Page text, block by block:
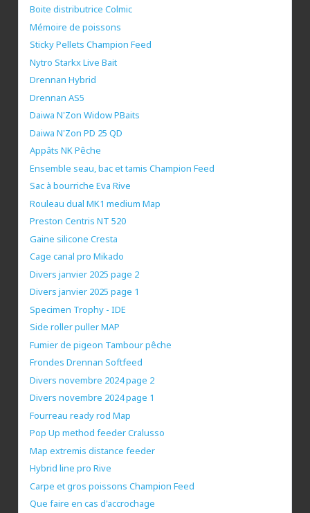
Boite distributrice Colmic
Mémoire de poissons
Sticky Pellets Champion Feed
Nytro Starkx Live Bait
Drennan Hybrid
Drennan AS5
Daiwa N'Zon Widow PBaits
Daiwa N'Zon PD 25 QD
Appâts NK Pêche
Ensemble seau, bac et tamis Champion Feed
Sac à bourriche Eva Rive
Rouleau dual MK1 medium Map
Preston Centris NT 520
Gaine silicone Cresta
Cage canal pro Mikado
Divers janvier 2025 page 2
Divers janvier 2025 page 1
Specimen Trophy - IDE
Side roller puller MAP
Fumier de pigeon Tambour pêche
Frondes Drennan Softfeed
Divers novembre 2024 page 2
Divers novembre 2024 page 1
Fourreau ready rod Map
Pop Up method feeder Cralusso
Map extremis distance feeder
Hybrid line pro Rive
Carpe et gros poissons Champion Feed
Que faire en cas d'accrochage